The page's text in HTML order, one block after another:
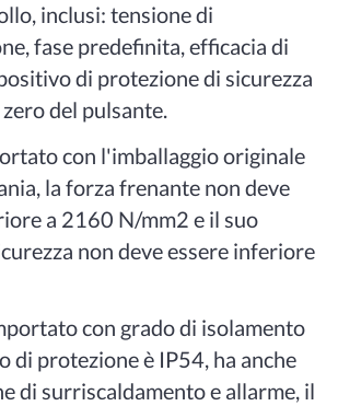
inclusi: tensione di
fase predefinita, efficacia di
di protezione di sicurezza
del pulsante.
con l'imballaggio originale
la forza frenante non deve
a 2160 N/mm2 e il suo
non deve essere inferiore
con grado di isolamento
di protezione è IP54, ha anche
di surriscaldamento e allarme, il